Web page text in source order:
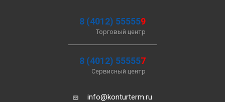
8 (4012) 555559
Торговый центр
8 (4012) 555557
Сервисный центр
info@konturterm.ru